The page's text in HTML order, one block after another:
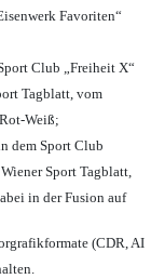
Favoriten“
Club „Freiheit X“
Tagblatt, vom
Weiß;
dem Sport Club
Sport Tagblatt,
in der Fusion auf
(CDR, AI